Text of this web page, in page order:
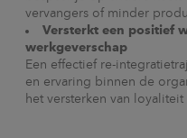
vervangers of minder
Versterkt een positief
werkgeverschap
Een effectief re-
en ervaring binnen de
het versterken van